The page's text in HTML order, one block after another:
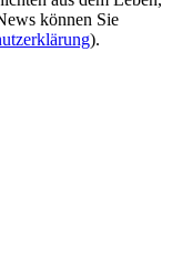
können Sie
).